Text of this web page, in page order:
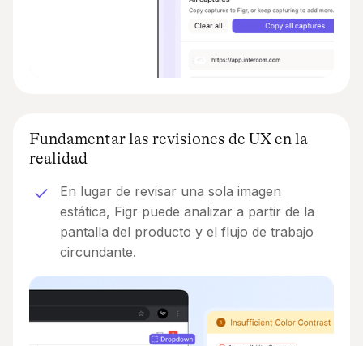
Fundamentar las revisiones de UX en la
realidad
En lugar de revisar una sola imagen
estática, Figr puede analizar a partir de la
pantalla del producto y el flujo de trabajo
circundante.